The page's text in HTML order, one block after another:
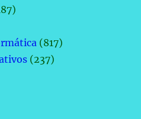
(817)
(237)